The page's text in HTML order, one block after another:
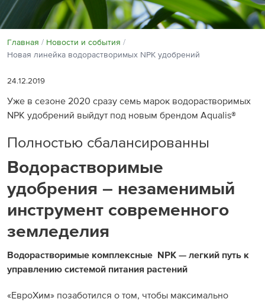
Экологичность
Полевые опыты
Наши контакты
Центр знаний
Главная
Новости и события
Новая линейка водорастворимых NPK удобрений
24.12.2019
Уже в сезоне 2020 сразу семь марок водорастворимых
NPK удобрений выйдут под новым брендом Aqualis®
Полностью сбалансированны
Водорастворимые
удобрения – незаменимый
инструмент современного
земледелия
Водорастворимые комплексные NPK — легкий путь к
управлению системой питания растений
«ЕвроХим» позаботился о том, чтобы максимально